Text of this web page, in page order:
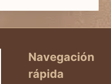
Navegación
rápida